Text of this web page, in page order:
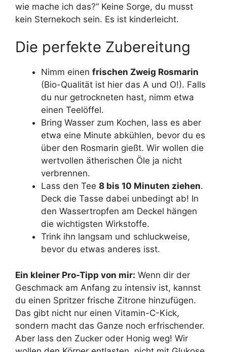
wie mache ich das?” Keine Sorge, du musst
kein Sternekoch sein. Es ist kinderleicht.
Die perfekte Zubereitung
Nimm einen frischen Zweig Rosmarin
(Bio-Qualität ist hier das A und O!). Falls
du nur getrockneten hast, nimm etwa
einen Teelöffel.
Bring Wasser zum Kochen, lass es aber
etwa eine Minute abkühlen, bevor du es
über den Rosmarin gießt. Wir wollen die
wertvollen ätherischen Öle ja nicht
verbrennen.
Lass den Tee 8 bis 10 Minuten ziehen.
Deck die Tasse dabei unbedingt ab! In
den Wassertropfen am Deckel hängen
die wichtigsten Wirkstoffe.
Trink ihn langsam und schluckweise,
bevor du etwas anderes isst.
Ein kleiner Pro-Tipp von mir: Wenn dir der
Geschmack am Anfang zu intensiv ist, kannst
du einen Spritzer frische Zitrone hinzufügen.
Das gibt nicht nur einen Vitamin-C-Kick,
sondern macht das Ganze noch erfrischender.
Aber lass den Zucker oder Honig weg! Wir